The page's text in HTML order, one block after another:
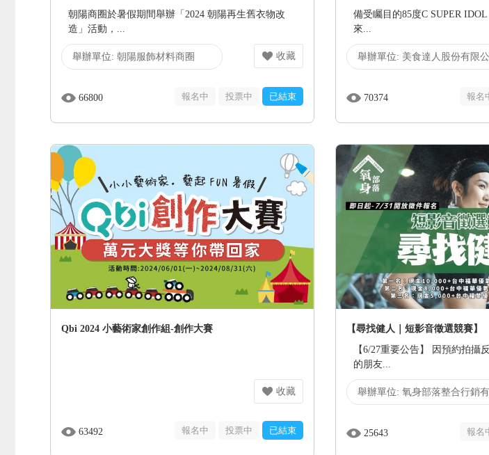
朝陽商圈於暑假期間舉辦「2024 朝陽再生舊衣物改
造」活動，...
舉辦單位: 朝陽服飾材料商圈 收藏
66800 報名中 投票中 已結束
備受矚目的85度C SUPER
來...
舉辦單位: 美食達人股份有限公
70374 報名
Qbi 2024 小藝術家創作組-創作大賽
收藏
63492 報名中 投票中 已結束
【尋找健人｜短影音徵選競賽】
【6/27重要公告】 因預約拍攝
的朋友...
舉辦單位: 氧身部落整合行銷有
25643 報名